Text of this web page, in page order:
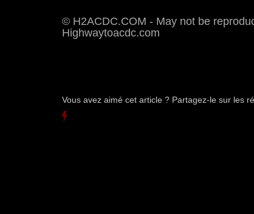
© H2ACDC.COM - May not be
Highwaytoacdc.com
Vous avez aimé cet article ? Partagez-le sur les